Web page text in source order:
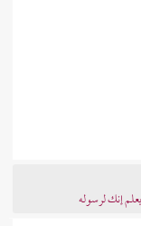
إنك لرسوله